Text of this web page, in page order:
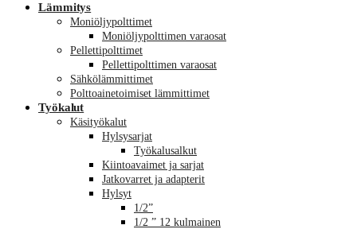
Lämmitys
Moniöljypolttimet
Moniöljypolttimen varaosat
Pellettipolttimet
Pellettipolttimen varaosat
Sähkölämmittimet
Polttoainetoimiset lämmittimet
Työkalut
Käsityökalut
Hylsysarjat
Työkalusalkut
Kiintoavaimet ja sarjat
Jatkovarret ja adapterit
Hylsyt
1/2”
1/2 ” 12 kulmainen